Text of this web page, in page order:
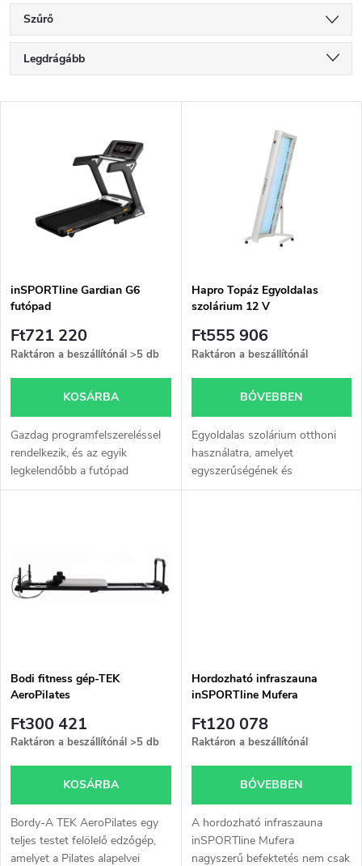
Szűrő
T
e
e
k
r
e
n
z
s
e
Legdrágább
ABC szerint
é
k
e
l
i
t
á
a
inSPORTline Gardian G6
futópad
Ft721 220
Raktáron a beszállítónál >5 db
KOSÁRBA
Gazdag programfelszereléssel
rendelkezik, és az egyik
legkelendőbb a futópad
szekcióban.
Hapro Topáz Egyoldalas
szolárium 12 V
Ft555 906
Raktáron a beszállítónál
BŐVEBBEN
Egyoldalas szolárium otthoni
használatra, amelyet
egyszerűségének és
praktikumának köszönhetően
Bodi fitness gép-TEK
AeroPilates
Ft300 421
Raktáron a beszállítónál >5 db
KOSÁRBA
Bordy-A TEK AeroPilates egy
teljes testet felölelő edzőgép,
amelyet a Pilates alapelvei
Hordozható infraszauna
inSPORTline Mufera
Ft120 078
Raktáron a beszállítónál
BŐVEBBEN
A hordozható infraszauna
inSPORTline Mufera
nagyszerű befektetés nem csak